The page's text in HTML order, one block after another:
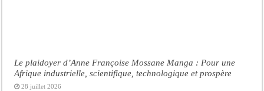
Le plaidoyer d’Anne Françoise Mossane Manga : Pour une
Afrique industrielle, scientifique, technologique et prospère
28 juillet 2026